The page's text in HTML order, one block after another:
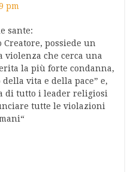
pm
sante:
possiede un
violenza che cerca una
la più forte condanna,
vita e della pace” e,
di tutto i leader religiosi
tutte le violazioni